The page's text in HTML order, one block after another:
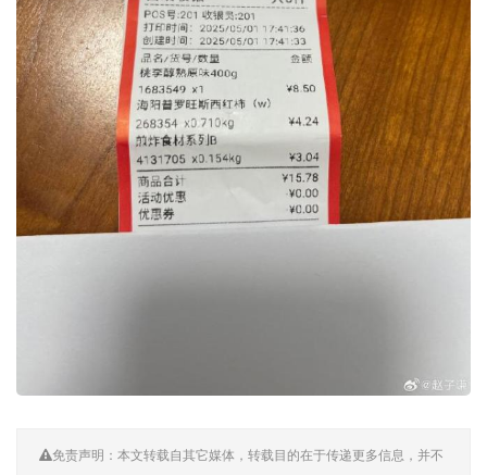
免责声明：本文转载自其它媒体，转载目的在于传递更多信息，并不